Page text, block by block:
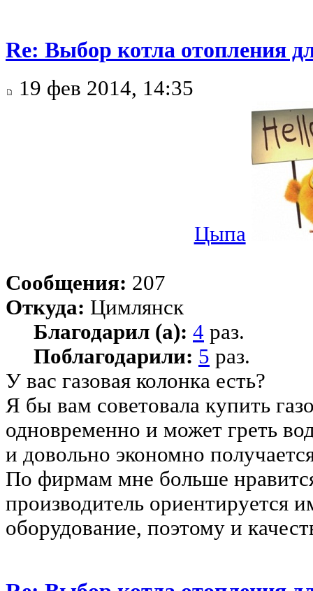
Re: Выбор котла отопления
19 фев 2014, 14:35
Цыпа
Сообщения: 207
Откуда: Цимлянск
Благодарил (а): 4 раз.
Поблагодарили: 5 раз.
У вас газовая колонка есть?
Я бы вам советовала купить
одновременно и может греть
и довольно экономно
По фирмам мне больше
производитель ориентируется
оборудование, поэтому и